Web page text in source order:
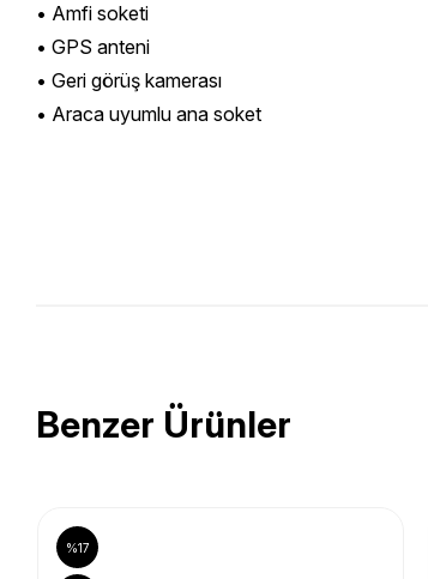
• Amfi soketi
• GPS anteni
• Geri görüş kamerası
• Araca uyumlu ana soket
Benzer Ürünler
%17